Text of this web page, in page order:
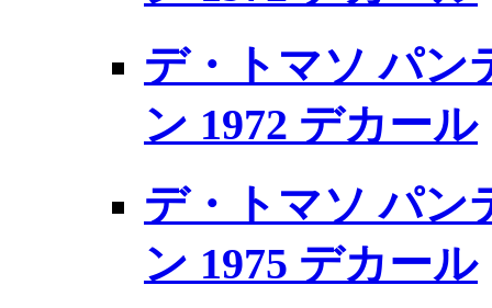
デ・トマソ パン
ン 1972 デカール
デ・トマソ パン
ン 1975 デカール